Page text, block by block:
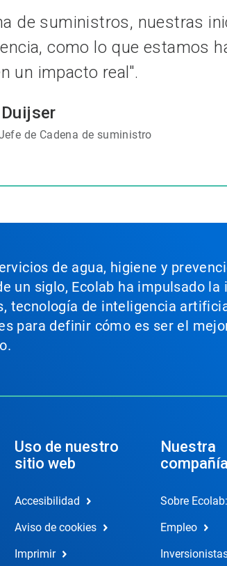
de suministros, nuestras
como lo que estamos
un impacto real".
de Cadena de suministro
de agua, higiene y
un siglo, Ecolab ha impulsado
tecnología de inteligencia
para definir cómo es ser el
Uso de nuestro
sitio web
Accesibilidad
Aviso de cookies
Imprimir
Nuestra
compañía
Sobre Ecolab:
Empleo